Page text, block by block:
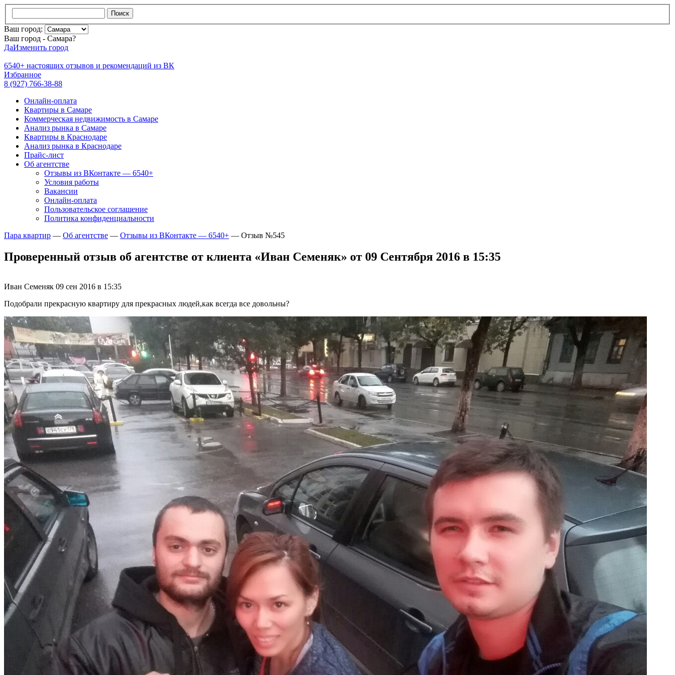
Поиск
Ваш город:
Ваш город - Самара?
ДаИзменить город
6540+ настоящих отзывов и рекомендаций из ВК
Избранное
8 (927) 766-38-88
Онлайн-оплата
Квартиры в Самаре
Коммерческая недвижимость в Самаре
Анализ рынка в Самаре
Квартиры в Краснодаре
Анализ рынка в Краснодаре
Прайс-лист
Об агентстве
Отзывы из ВКонтакте — 6540+
Условия работы
Вакансии
Онлайн-оплата
Пользовательское соглашение
Политика конфиденциальности
Пара квартир — Об агентстве — Отзывы из ВКонтакте — 6540+ — Отзыв №545
Проверенный отзыв об агентстве от клиента «Иван Семеняк» от 09 Сентября 2016 в 15:35
Иван Семеняк 09 сен 2016 в 15:35
Подобрали прекрасную квартиру для прекрасных людей,как всегда все довольны?